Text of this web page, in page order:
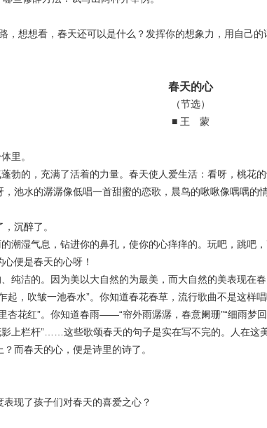
想想看，春天还可以是什么？发挥你的想象力，用自己的
春天的心
（节选）
■ 王 蒙
里。
的，充满了活着的力量。春天使人爱生活：看呀，桃花
池水的潺潺像低唱一首甜蜜的恋歌，晨鸟的啾啾像喁喁的
沉醉了。
湿气息，钻进你的鼻孔，使你的心痒痒的。玩吧，跳吧
便是春天的心呀！
洁的。因为美以大自然的为最美，而大自然的美表现在
，吹皱一池春水”。你知道春花春草，流行歌曲不是这样
杏花红”。你知道春雨——“帘外雨潺潺，春意阑珊”“细雨
影上栏杆”……这些歌颂春天的句子是实在写不完的。人在这
而春天的心，便是诗里的诗了。
现了孩子们对春天的喜爱之心？